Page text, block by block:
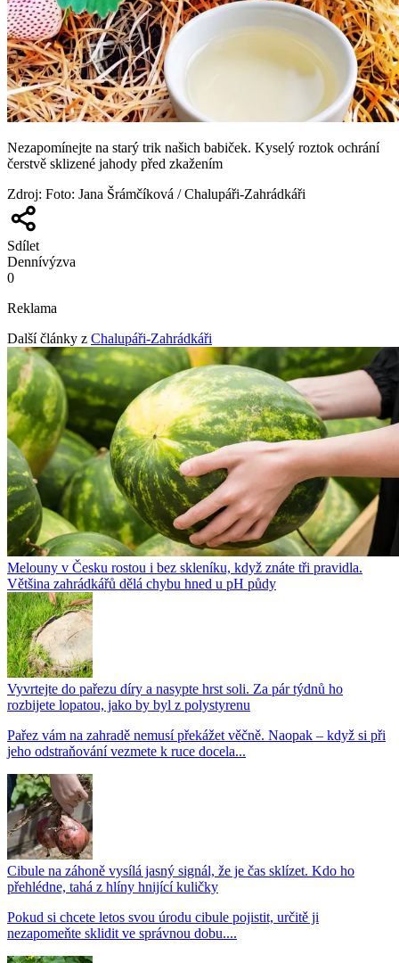
Nezapomínejte na starý trik našich babiček. Kyselý roztok ochrání
čerstvě sklizené jahody před zkažením
Zdroj: Foto: Jana Šrámčíková / Chalupáři-Zahrádkáři
Sdílet
Dennívýzva
0
Reklama
Další články z Chalupáři-Zahrádkáři
Melouny v Česku rostou i bez skleníku, když znáte tři pravidla.
Většina zahrádkářů dělá chybu hned u pH půdy
Vyvrtejte do pařezu díry a nasypte hrst soli. Za pár týdnů ho
rozbijete lopatou, jako by byl z polystyrenu
Pařez vám na zahradě nemusí překážet věčně. Naopak – když si při
jeho odstraňování vezmete k ruce docela...
Cibule na záhoně vysílá jasný signál, že je čas sklízet. Kdo ho
přehlédne, tahá z hlíny hnijící kuličky
Pokud si chcete letos svou úrodu cibule pojistit, určitě ji
nezapomeňte sklidit ve správnou dobu....